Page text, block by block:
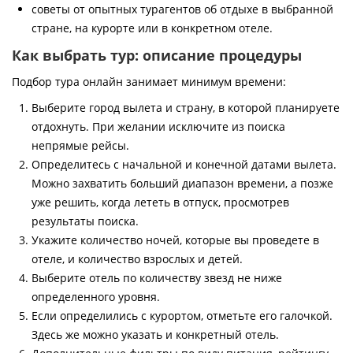
советы от опытных турагентов об отдыхе в выбранной
стране, на курорте или в конкретном отеле.
Как выбрать тур: описание процедуры
Подбор тура онлайн занимает минимум времени:
Выберите город вылета и страну, в которой планируете
отдохнуть. При желании исключите из поиска
непрямые рейсы.
Определитесь с начальной и конечной датами вылета.
Можно захватить больший диапазон времени, а позже
уже решить, когда лететь в отпуск, просмотрев
результаты поиска.
Укажите количество ночей, которые вы проведете в
отеле, и количество взрослых и детей.
Выберите отель по количеству звезд не ниже
определенного уровня.
Если определились с курортом, отметьте его галочкой.
Здесь же можно указать и конкретный отель.